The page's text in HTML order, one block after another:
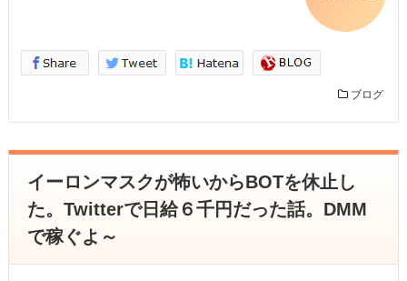
ブログ
イーロンマスクが怖いからBOTを休止し
た。Twitterで日給６千円だった話。DMM
で稼ぐよ～